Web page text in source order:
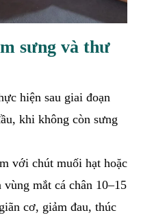
sưng và thư
hiện sau giai đoạn
khi không còn sưng
với chút muối hạt hoặc
mắt cá chân 10–15
cơ, giảm đau, thúc